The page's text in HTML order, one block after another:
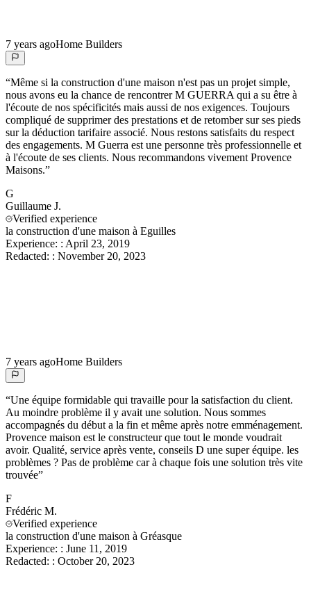
7 years agoHome Builders
“Même si la construction d'une maison n'est pas un projet simple,
nous avons eu la chance de rencontrer M GUERRA qui a su être à
l'écoute de nos spécificités mais aussi de nos exigences. Toujours
compliqué de supprimer des prestations et de retomber sur ses pieds
sur la déduction tarifaire associé. Nous restons satisfaits du respect
des engagements. M Guerra est une personne très professionnelle et
à l'écoute de ses clients. Nous recommandons vivement Provence
Maisons.”
G
Guillaume J.
Verified experience
la construction d'une maison à Eguilles
Experience: : April 23, 2019
Redacted: : November 20, 2023
7 years agoHome Builders
“Une équipe formidable qui travaille pour la satisfaction du client.
Au moindre problème il y avait une solution. Nous sommes
accompagnés du début a la fin et même après notre emménagement.
Provence maison est le constructeur que tout le monde voudrait
avoir. Qualité, service après vente, conseils D une super équipe. les
problèmes ? Pas de problème car à chaque fois une solution très vite
trouvée”
F
Frédéric M.
Verified experience
la construction d'une maison à Gréasque
Experience: : June 11, 2019
Redacted: : October 20, 2023